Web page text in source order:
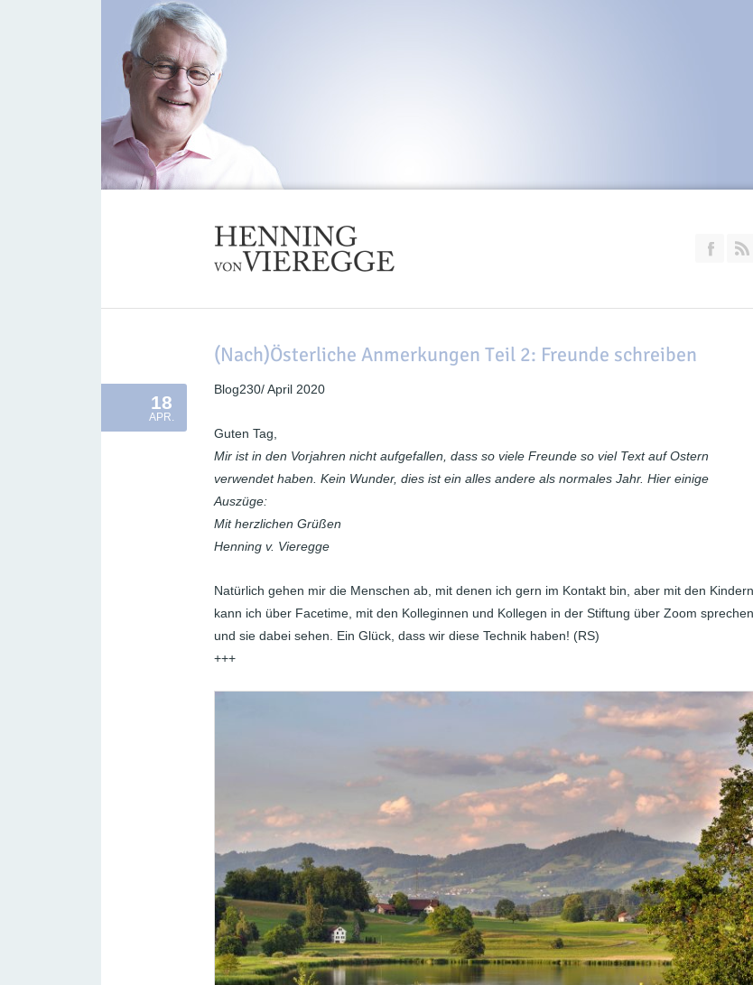
Join
(Nach)Österliche Anmerkungen Teil 2: Freunde schreiben
18
APR.
Blog230/ April 2020
Guten Tag,
Mir ist in den Vorjahren nicht aufgefallen, dass so viele Freunde so viel Text auf Ostern
verwendet haben. Kein Wunder, dies ist ein alles andere als normales Jahr. Hier einige
Auszüge:
Mit herzlichen Grüßen
Henning v. Vieregge
Natürlich gehen mir die Menschen ab, mit denen ich gern im Kontakt bin, aber mit den Kindern
kann ich über Facetime, mit den Kolleginnen und Kollegen in der Stiftung über Zoom sprechen
und sie dabei sehen. Ein Glück, dass wir diese Technik haben! (RS)
+++